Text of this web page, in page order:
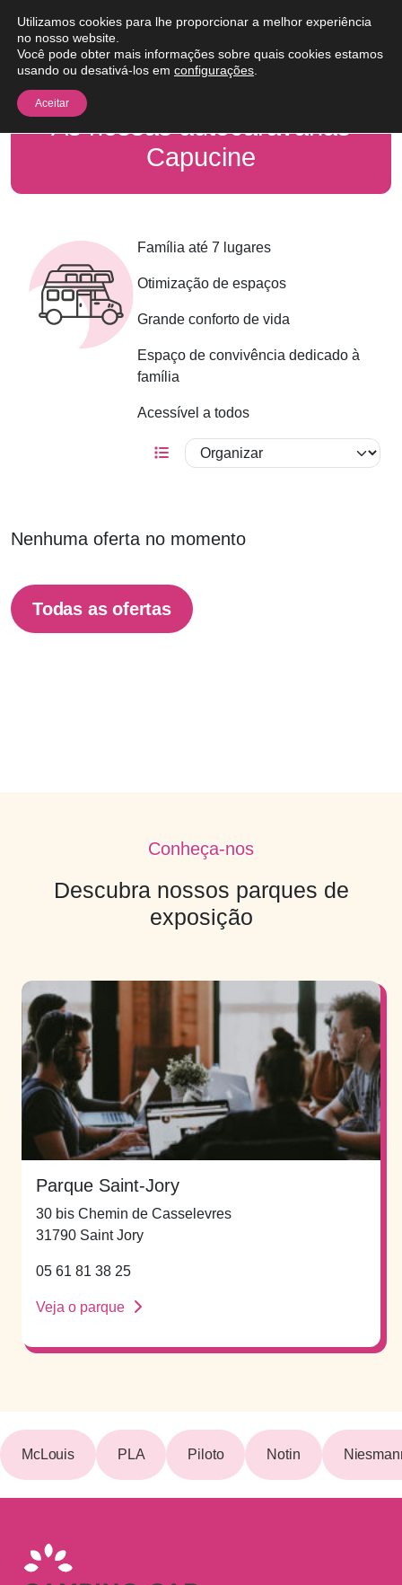
As nossas autocaravanas
Capucine
Família até 7 lugares
Otimização de espaços
Grande conforto de vida
Espaço de convivência dedicado à
família
Acessível a todos
Nenhuma oferta no momento
Todas as ofertas
Conheça-nos
Descubra nossos parques de
exposição
Parque Saint-Jory
30 bis Chemin de Casselevres
31790 Saint Jory
05 61 81 38 25
Veja o parque
McLouis PLA Piloto Notin
Utilizamos cookies para lhe proporcionar a melhor experiência
no nosso website.
Você pode obter mais informações sobre quais cookies estamos
usando ou desativá-los em configurações
Aceitar